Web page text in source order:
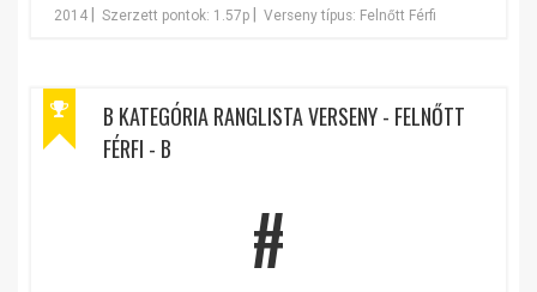
2014 Szerzett pontok: 1.57p Verseny típus: Felnőtt Férfi
B KATEGÓRIA RANGLISTA VERSENY - FELNŐTT
FÉRFI - B
#